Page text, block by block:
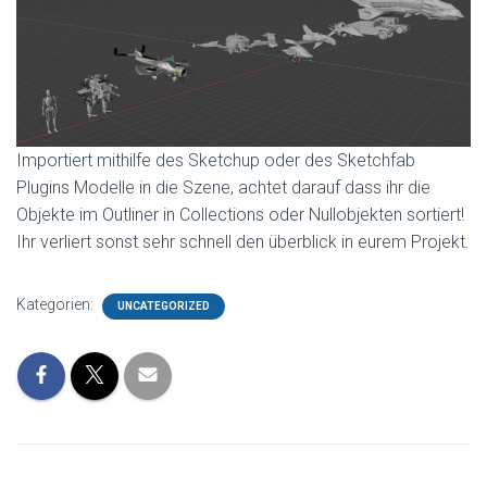
Importiert mithilfe des Sketchup oder des Sketchfab
Plugins Modelle in die Szene, achtet darauf dass ihr die
Objekte im Outliner in Collections oder Nullobjekten sortiert!
Ihr verliert sonst sehr schnell den überblick in eurem Projekt.
Kategorien: UNCATEGORIZED